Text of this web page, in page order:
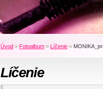
Úvod » Fotoalbum » Líčenie »
Líčenie